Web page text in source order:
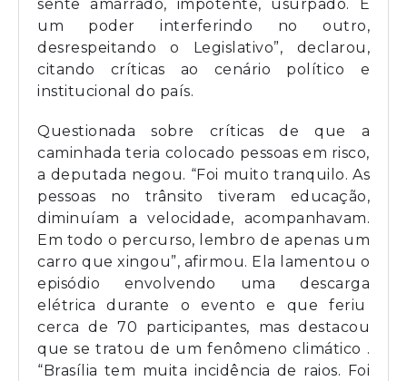
sente amarrado, impotente, usurpado. É
um poder interferindo no outro,
desrespeitando o Legislativo”, declarou,
citando críticas ao cenário político e
institucional do país.
Questionada sobre críticas de que a
caminhada teria colocado pessoas em risco,
a deputada negou. “Foi muito tranquilo. As
pessoas no trânsito tiveram educação,
diminuíam a velocidade, acompanhavam.
Em todo o percurso, lembro de apenas um
carro que xingou”, afirmou. Ela lamentou o
episódio envolvendo uma descarga
elétrica durante o evento e que feriu
cerca de 70 participantes, mas destacou
que se tratou de um fenômeno climático .
“Brasília tem muita incidência de raios. Foi